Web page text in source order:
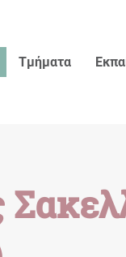
Τμήματα